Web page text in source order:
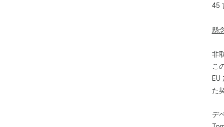
懸
45
デ
非
こ
EU
た